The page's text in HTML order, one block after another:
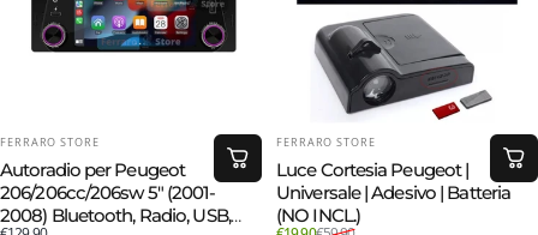
FORNITORE:
FERRARO STORE
Autoradio per Peugeot
206/206cc/206sw 5" (2001-
2008) Bluetooth, Radio, USB,
FORNITORE:
FERRARO STORE
Luce Cortesia Peugeot |
Universale | Adesivo | Batteria
(NO INCL.)